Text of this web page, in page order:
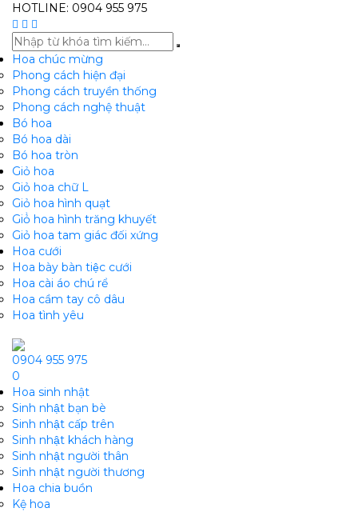
HOTLINE: 0904 955 975
Hoa chúc mừng
Phong cách hiện đại
Phong cách truyền thống
Phong cách nghệ thuật
Bó hoa
Bó hoa dài
Bó hoa tròn
Giỏ hoa
Giỏ hoa chữ L
Giỏ hoa hình quạt
Giỏ̉ hoa hình trăng khuyết
Giỏ hoa tam giác đối xứng
Hoa cưới
Hoa bày bàn tiệc cưới
Hoa cài áo chú rể
Hoa cầm tay cô dâu
Hoa tình yêu
0904 955 975
0
Hoa sinh nhật
Sinh nhật bạn bè
Sinh nhật cấp trên
Sinh nhật khách hàng
Sinh nhật người thân
Sinh nhật người thương
Hoa chia buồn
Kệ hoa